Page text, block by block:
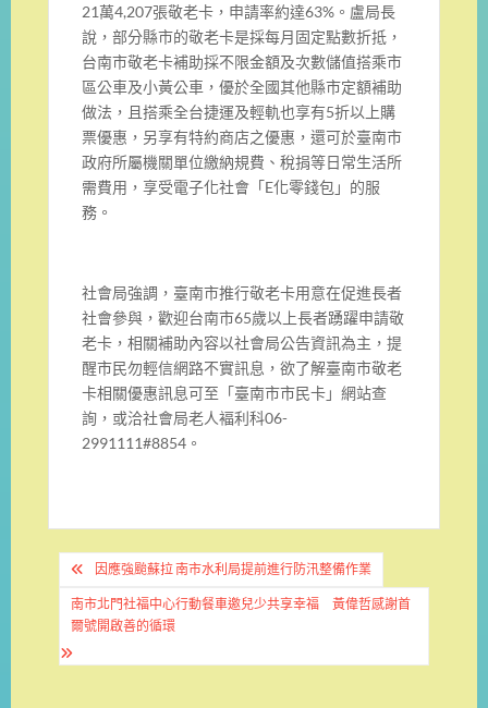
21萬4,207張敬老卡，申請率約達63%。盧局長
說，部分縣市的敬老卡是採每月固定點數折抵，
台南市敬老卡補助採不限金額及次數儲值搭乘市
區公車及小黃公車，優於全國其他縣市定額補助
做法，且搭乘全台捷運及輕軌也享有5折以上購
票優惠，另享有特約商店之優惠，還可於臺南市
政府所屬機關單位繳納規費、稅捐等日常生活所
需費用，享受電子化社會「E化零錢包」的服
務。
社會局強調，臺南市推行敬老卡用意在促進長者
社會參與，歡迎台南市65歲以上長者踴躍申請敬
老卡，相關補助內容以社會局公告資訊為主，提
醒市民勿輕信網路不實訊息，欲了解臺南市敬老
卡相關優惠訊息可至「臺南市市民卡」網站查
詢，或洽社會局老人褔利科06-
2991111#8854。
文
章
導
覽
因應強颱蘇拉 南市水利局提前進行防汛整備作業
南市北門社福中心行動餐車邀兒少共享幸福 黃偉哲感謝首
爾號開啟善的循環